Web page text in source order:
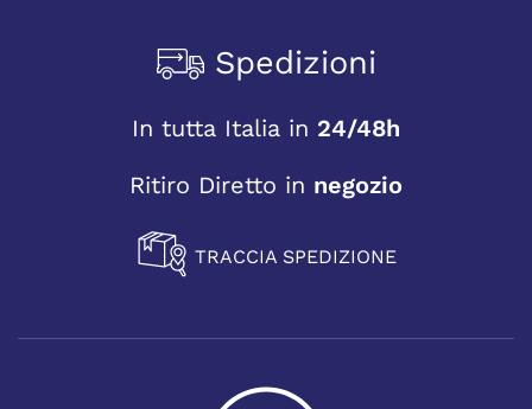
Spedizioni
In tutta Italia in 24/48h
Ritiro Diretto in negozio
TRACCIA SPEDIZIONE